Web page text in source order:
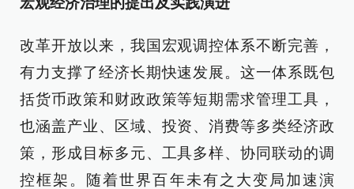
改革开放以来，我国宏观调控体系不断完善，
有力支撑了经济长期快速发展。这一体系既包
括货币政策和财政政策等短期需求管理工具，
也涵盖产业、区域、投资、消费等多类经济政
策，形成目标多元、工具多样、协同联动的调
控框架。随着世界百年未有之大变局加速演